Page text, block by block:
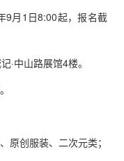
9月1日8:00起，报名截
·中山路展馆4楼。
原创服装、二次元类；